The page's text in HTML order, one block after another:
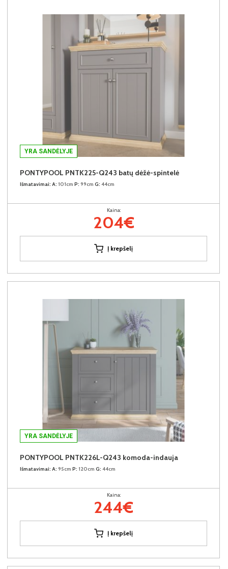
YRA SANDĖLYJE
PONTYPOOL PNTK225-Q243 batų dėžė-spintelė
Išmatavimai: A: 101cm P: 99cm G: 44cm
Kaina:
204€
Į krepšelį
YRA SANDĖLYJE
PONTYPOOL PNTK226L-Q243 komoda-indauja
Išmatavimai: A: 95cm P: 120cm G: 44cm
Kaina:
244€
Į krepšelį